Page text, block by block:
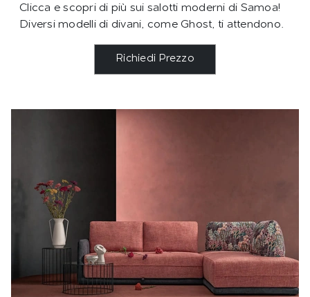
Clicca e scopri di più sui salotti moderni di Samoa!
Diversi modelli di divani, come Ghost, ti attendono.
Richiedi Prezzo